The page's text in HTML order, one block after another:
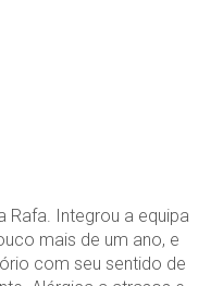
Rafa. Integrou a equipa
mais de um ano, e
com seu sentido de